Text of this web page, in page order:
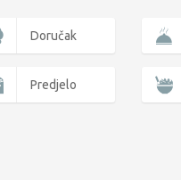
Doručak
Predjelo